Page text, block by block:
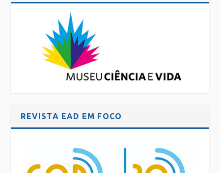
REVISTA EAD EM FOCO